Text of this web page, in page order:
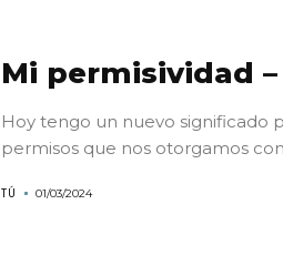
Mi permisividad
Hoy tengo un nuevo significado
permisos que nos otorgamos
TÚ 01/03/2024